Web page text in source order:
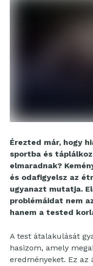
Érezted már, hogy
sportba és
elmaradnak?
és odafigyelsz az
ugyanazt mutatja.
problémáidat nem
hanem a tested
A test átalakulását
hasizom, amely
eredményeket. Ez